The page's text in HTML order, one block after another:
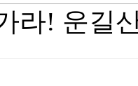
라! 운길